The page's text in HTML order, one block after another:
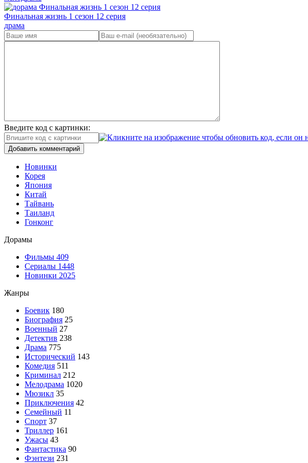
Финальная жизнь 1 сезон 12 серия
драма
Введите код с картинки:
Добавить комментарий
Новинки
Корея
Япония
Китай
Тайвань
Таиланд
Гонконг
Дорамы
Фильмы 409
Сериалы 1448
Новинки 2025
Жанры
Боевик 180
Биография 25
Военный 27
Детектив 238
Драма 775
Исторический 143
Комедия 511
Криминал 212
Мелодрама 1020
Мюзикл 35
Приключения 42
Семейный 11
Спорт 37
Триллер 161
Ужасы 43
Фантастика 90
Фэнтези 231